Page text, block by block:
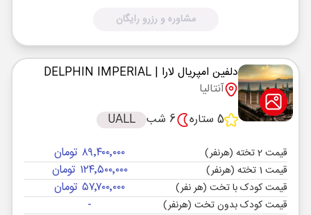
مشاوره و رزرو رایگان
دلفین امپریال لارا | DELPHIN IMPERIAL
آنتالیا
5 ستاره
6 شب UALL
قیمت 2 تخته (هرنفر) ۸۹٬۴۰۰٬۰۰۰ تومان
قیمت 1 تخته (هرنفر) ۱۲۴٬۵۰۰٬۰۰۰ تومان
قیمت کودک با تخت (هر نفر) ۵۷٬۷۰۰٬۰۰۰ تومان
قیمت کودک بدون تخت (هرنفر) -